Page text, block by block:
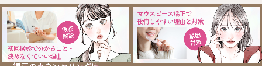
当院について
矯正治療